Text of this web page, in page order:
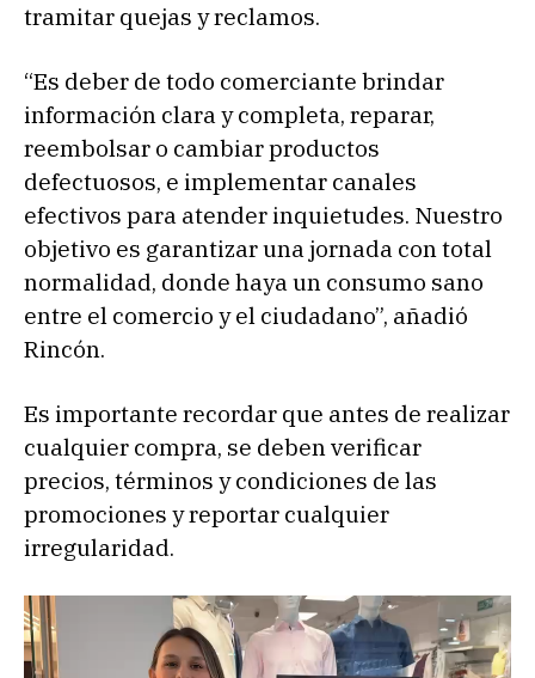
tramitar quejas y reclamos.
“Es deber de todo comerciante brindar
información clara y completa, reparar,
reembolsar o cambiar productos
defectuosos, e implementar canales
efectivos para atender inquietudes. Nuestro
objetivo es garantizar una jornada con total
normalidad, donde haya un consumo sano
entre el comercio y el ciudadano”, añadió
Rincón.
Es importante recordar que antes de realizar
cualquier compra, se deben verificar
precios, términos y condiciones de las
promociones y reportar cualquier
irregularidad.